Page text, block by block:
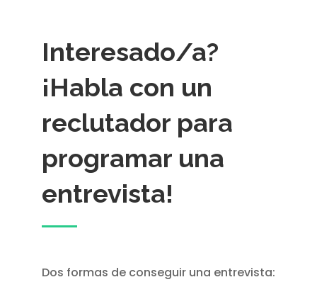
Interesado/a?
¡Habla con un
reclutador para
programar una
entrevista!
Dos formas de conseguir una entrevista: